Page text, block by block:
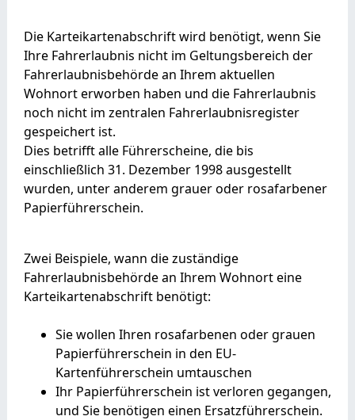
Die Karteikartenabschrift wird benötigt, wenn Sie
Ihre Fahrerlaubnis nicht im Geltungsbereich der
Fahrerlaubnisbehörde an Ihrem aktuellen
Wohnort erworben haben und die Fahrerlaubnis
noch nicht im zentralen Fahrerlaubnisregister
gespeichert ist.
Dies betrifft alle Führerscheine, die bis
einschließlich 31. Dezember 1998 ausgestellt
wurden, unter anderem grauer oder rosafarbener
Papierführerschein.
Zwei Beispiele, wann die zuständige
Fahrerlaubnisbehörde an Ihrem Wohnort eine
Karteikartenabschrift benötigt:
Sie wollen Ihren rosafarbenen oder grauen
Papierführerschein in den EU-
Kartenführerschein umtauschen
Ihr Papierführerschein ist verloren gegangen,
und Sie benötigen einen Ersatzführerschein.